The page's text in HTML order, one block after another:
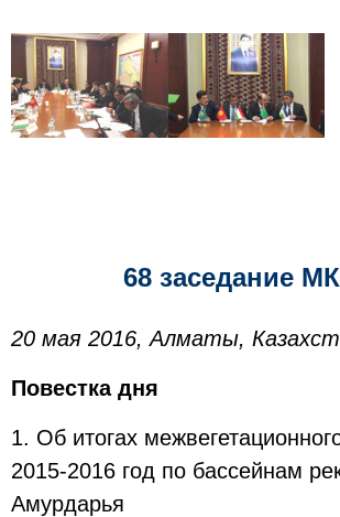
68 заседание
20 мая 2016, Алматы,
Повестка дня
1. Об итогах
2015-2016 год по бассейнам
Амурдарья